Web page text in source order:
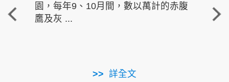
園，每年9、10月間，數以萬計的赤腹
鷹及灰 ...
詳全文
重
走進